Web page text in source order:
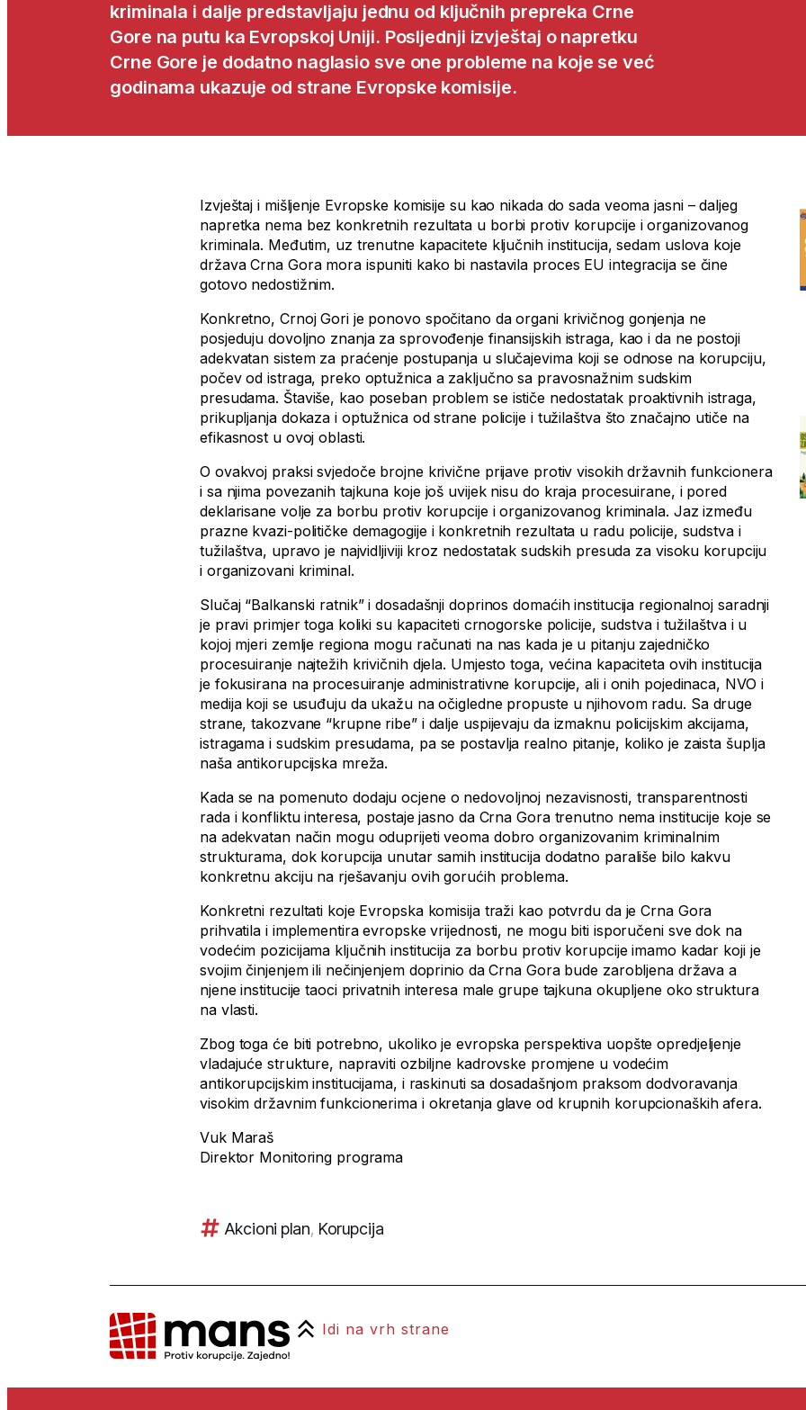
kriminala i dalje predstavljaju jednu od ključnih prepreka Crne
Gore na putu ka Evropskoj Uniji. Posljednji izvještaj o napretku
Crne Gore je dodatno naglasio sve one probleme na koje se već
godinama ukazuje od strane Evropske komisije.
Izvještaj i mišljenje Evropske komisije su kao nikada do sada veoma jasni – daljeg
napretka nema bez konkretnih rezultata u borbi protiv korupcije i organizovanog
kriminala. Međutim, uz trenutne kapacitete ključnih institucija, sedam uslova koje
država Crna Gora mora ispuniti kako bi nastavila proces EU integracija se čine
gotovo nedostižnim.
Konkretno, Crnoj Gori je ponovo spočitano da organi krivičnog gonjenja ne
posjeduju dovoljno znanja za sprovođenje finansijskih istraga, kao i da ne postoji
adekvatan sistem za praćenje postupanja u slučajevima koji se odnose na korupciju,
počev od istraga, preko optužnica a zaključno sa pravosnažnim sudskim
presudama. Štaviše, kao poseban problem se ističe nedostatak proaktivnih istraga,
prikupljanja dokaza i optužnica od strane policije i tužilaštva što značajno utiče na
efikasnost u ovoj oblasti.
O ovakvoj praksi svjedoče brojne krivične prijave protiv visokih državnih funkcionera
i sa njima povezanih tajkuna koje još uvijek nisu do kraja procesuirane, i pored
deklarisane volje za borbu protiv korupcije i organizovanog kriminala. Jaz između
prazne kvazi-političke demagogije i konkretnih rezultata u radu policije, sudstva i
tužilaštva, upravo je najvidljiviji kroz nedostatak sudskih presuda za visoku korupciju
i organizovani kriminal.
Slučaj “Balkanski ratnik” i dosadašnji doprinos domaćih institucija regionalnoj saradnji
je pravi primjer toga koliki su kapaciteti crnogorske policije, sudstva i tužilaštva i u
kojoj mjeri zemlje regiona mogu računati na nas kada je u pitanju zajedničko
procesuiranje najtežih krivičnih djela. Umjesto toga, većina kapaciteta ovih institucija
je fokusirana na procesuiranje administrativne korupcije, ali i onih pojedinaca, NVO i
medija koji se usuđuju da ukažu na očigledne propuste u njihovom radu. Sa druge
strane, takozvane “krupne ribe” i dalje uspijevaju da izmaknu policijskim akcijama,
istragama i sudskim presudama, pa se postavlja realno pitanje, koliko je zaista šuplja
naša antikorupcijska mreža.
Kada se na pomenuto dodaju ocjene o nedovoljnoj nezavisnosti, transparentnosti
rada i konfliktu interesa, postaje jasno da Crna Gora trenutno nema institucije koje se
na adekvatan način mogu oduprijeti veoma dobro organizovanim kriminalnim
strukturama, dok korupcija unutar samih institucija dodatno parališe bilo kakvu
konkretnu akciju na rješavanju ovih gorućih problema.
Konkretni rezultati koje Evropska komisija traži kao potvrdu da je Crna Gora
prihvatila i implementira evropske vrijednosti, ne mogu biti isporučeni sve dok na
vodećim pozicijama ključnih institucija za borbu protiv korupcije imamo kadar koji je
svojim činjenjem ili nečinjenjem doprinio da Crna Gora bude zarobljena država a
njene institucije taoci privatnih interesa male grupe tajkuna okupljene oko struktura
na vlasti.
Zbog toga će biti potrebno, ukoliko je evropska perspektiva uopšte opredjeljenje
vladajuće strukture, napraviti ozbiljne kadrovske promjene u vodećim
antikorupcijskim institucijama, i raskinuti sa dosadašnjom praksom dodvoravanja
visokim državnim funkcionerima i okretanja glave od krupnih korupcionaških afera.
Vuk Maraš
Direktor Monitoring programa
Akcioni plan, Korupcija
Idi na vrh strane